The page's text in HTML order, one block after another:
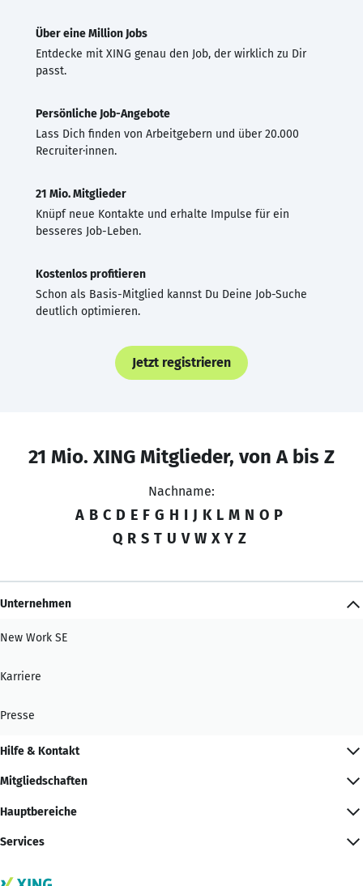
Über eine Million Jobs
Entdecke mit XING genau den Job, der wirklich zu Dir
passt.
Persönliche Job-Angebote
Lass Dich finden von Arbeitgebern und über 20.000
Recruiter·innen.
21 Mio. Mitglieder
Knüpf neue Kontakte und erhalte Impulse für ein
besseres Job-Leben.
Kostenlos profitieren
Schon als Basis-Mitglied kannst Du Deine Job-Suche
deutlich optimieren.
Jetzt registrieren
21 Mio. XING Mitglieder, von A bis Z
Nachname:
A B C D E F G H I J K L M N O P
Q R S T U V W X Y Z
Unternehmen
New Work SE
Karriere
Presse
Hilfe & Kontakt
Mitgliedschaften
Hauptbereiche
Services